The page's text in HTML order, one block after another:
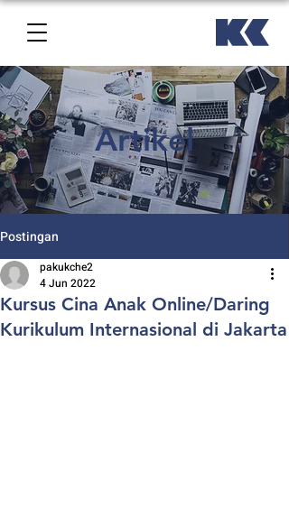
Artikel
Postingan
Kursus Cina Anak Online/Daring
Kurikulum Internasional di Jakarta
pakukche2
4 Jun 2022